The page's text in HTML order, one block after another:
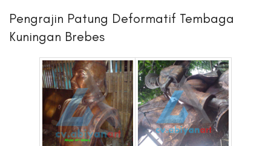
Pengrajin Patung Deformatif Tembaga
Kuningan Brebes